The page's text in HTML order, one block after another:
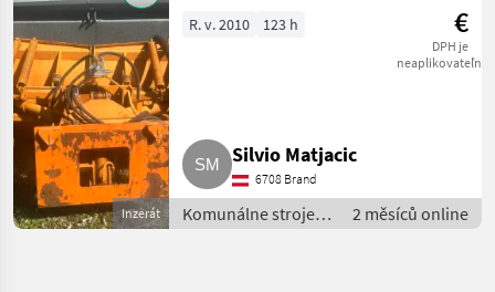
AKTUÁLNÍ
CESTA
komunálna
technika
Komunalne
Stroje
Snehove
Drapaky A
Obnovit
Zobrazit
výsledků
Inzerát
€
DPH je
neaplikovateľné
R. v. 2010 123 h
Silvio Matjacic
6708 Brand
Komunálne stroje /
Snehové drapáky a
2 měsíců online